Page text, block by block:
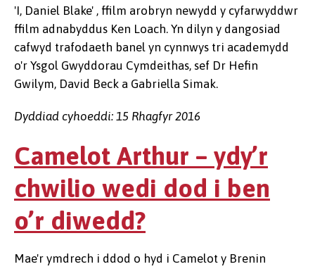
'I, Daniel Blake' , ffilm arobryn newydd y cyfarwyddwr
ffilm adnabyddus Ken Loach. Yn dilyn y dangosiad
cafwyd trafodaeth banel yn cynnwys tri academydd
o'r Ysgol Gwyddorau Cymdeithas, sef Dr Hefin
Gwilym, David Beck a Gabriella Simak.
Dyddiad cyhoeddi: 15 Rhagfyr 2016
Camelot Arthur – ydy’r
chwilio wedi dod i ben
o’r diwedd?
Mae'r ymdrech i ddod o hyd i Camelot y Brenin